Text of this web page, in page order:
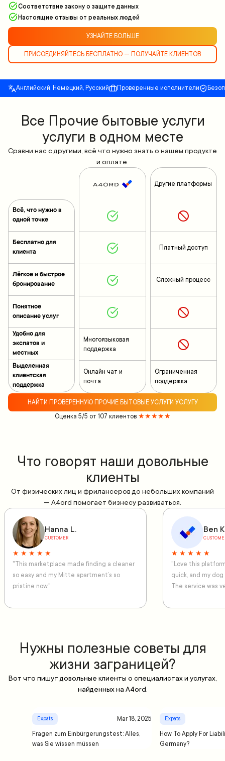
Соответствие закону о защите данных
Настоящие отзывы от реальных людей
УЗНАЙТЕ БОЛЬШЕ
ПРИСОЕДИНЯЙТЕСЬ БЕСПЛАТНО — ПОЛУЧАЙТЕ КЛИЕНТОВ
Английский, Немецкий, Русский Проверенные исполнители
Все Прочие бытовые услуги
услуги в одном месте
Сравни нас с другими, всё что нужно знать о нашем продукте
и оплате.
Всё, что нужно в
одной точке
Бесплатно для
клиента
Лёгкое и быстрое
бронирование
Понятное
описание услуг
Удобно для
экспатов и
местных
Выделенная
клиентская
поддержка
Многоязыковая
поддержка
Онлайн чат и
почта
Другие платформы
Платный доступ
Сложный процесс
Ограниченная
поддержка
НАЙТИ ПРОВЕРЕННУЮ ПРОЧИЕ БЫТОВЫЕ УСЛУГИ УСЛУГУ
Оценка 5/5 от 107 клиентов ★★★★★
Что говорят наши довольные
клиенты
От физических лиц и фрилансеров до небольших компаний
— A4ord помогает бизнесу развиваться.
Hanna L.
CUSTOMER
★ ★ ★ ★ ★
"This marketplace made finding a cleaner
so easy and my Mitte apartment’s so
pristine now."
Ben
★ ★ ★ ★ ★
"Love this
quick, and my
The service was
Нужны полезные советы для
жизни заграницей?
Вот что пишут довольные клиенты о специалистах и услугах,
найденных на A4ord.
Expats Mar 18, 2025
Fragen zum Einbürgerungstest: Alles,
was Sie wissen müssen
Expats
How To Apply For
Germany?